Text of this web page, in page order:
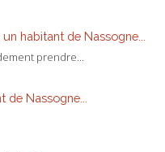
habitant de Nassogne...
prendre...
Nassogne...